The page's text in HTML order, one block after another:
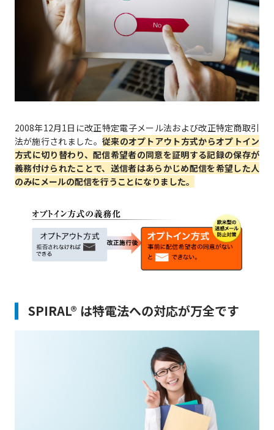
2008年12月1日に改正特定電子メール法および改正特定商取引
法が施行されました。 従来のオプトアウト方式からオプトイン
方式に切り替わり、配信希望者の同意を証明する記録の保存が
義務付けられたことで、送信者はあらかじめ配信を希望した人
のみにメールの配信を行うことになりました。
SPIRAL® は特電法への対応が万全です